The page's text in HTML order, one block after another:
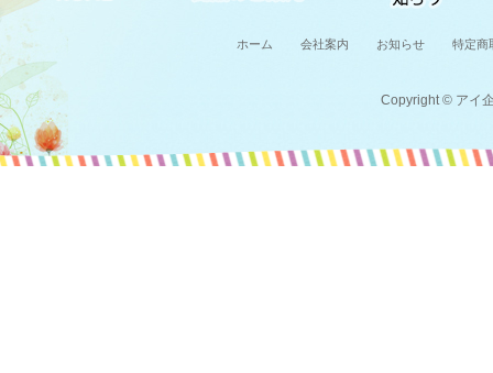
ホーム 会社案内 お知らせ 特定商
Copyright © アイ